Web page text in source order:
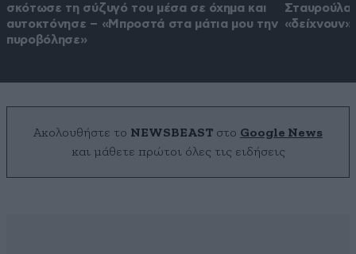
σκότωσε τη σύζυγό του μέσα σε όχημα και
αυτοκτόνησε – «Μπροστά στα μάτια μου την
πυροβόλησε»
Ακολουθήστε το NEWSBEAST στο Google News
και μάθετε πρώτοι όλες τις ειδήσεις